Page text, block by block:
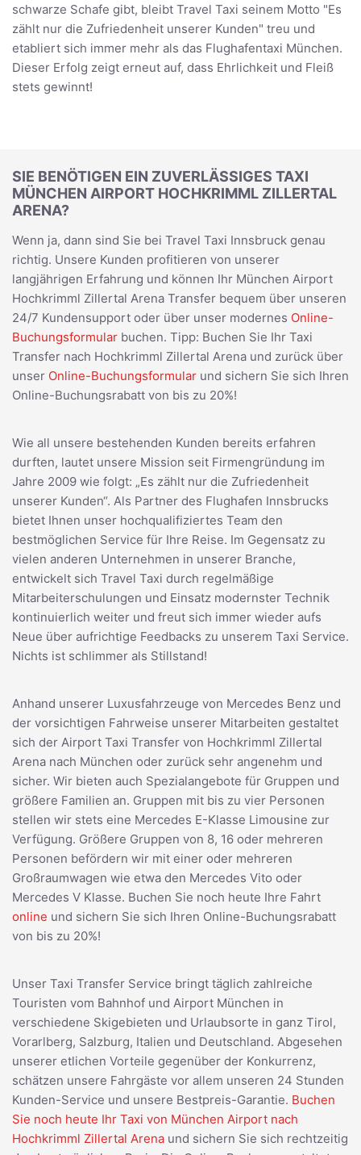
schwarze Schafe gibt, bleibt Travel Taxi seinem Motto "Es
zählt nur die Zufriedenheit unserer Kunden" treu und
etabliert sich immer mehr als das Flughafentaxi München.
Dieser Erfolg zeigt erneut auf, dass Ehrlichkeit und Fleiß
stets gewinnt!
SIE BENÖTIGEN EIN ZUVERLÄSSIGES TAXI
MÜNCHEN AIRPORT HOCHKRIMML ZILLERTAL
ARENA?
Wenn ja, dann sind Sie bei Travel Taxi Innsbruck genau
richtig. Unsere Kunden profitieren von unserer
langjährigen Erfahrung und können Ihr München Airport
Hochkrimml Zillertal Arena Transfer bequem über unseren
24/7 Kundensupport oder über unser modernes Online-
Buchungsformular buchen. Tipp: Buchen Sie Ihr Taxi
Transfer nach Hochkrimml Zillertal Arena und zurück über
unser Online-Buchungsformular und sichern Sie sich Ihren
Online-Buchungsrabatt von bis zu 20%!
Wie all unsere bestehenden Kunden bereits erfahren
durften, lautet unsere Mission seit Firmengründung im
Jahre 2009 wie folgt: „Es zählt nur die Zufriedenheit
unserer Kunden“. Als Partner des Flughafen Innsbrucks
bietet Ihnen unser hochqualifiziertes Team den
bestmöglichen Service für Ihre Reise. Im Gegensatz zu
vielen anderen Unternehmen in unserer Branche,
entwickelt sich Travel Taxi durch regelmäßige
Mitarbeiterschulungen und Einsatz modernster Technik
kontinuierlich weiter und freut sich immer wieder aufs
Neue über aufrichtige Feedbacks zu unserem Taxi Service.
Nichts ist schlimmer als Stillstand!
Anhand unserer Luxusfahrzeuge von Mercedes Benz und
der vorsichtigen Fahrweise unserer Mitarbeiten gestaltet
sich der Airport Taxi Transfer von Hochkrimml Zillertal
Arena nach München oder zurück sehr angenehm und
sicher. Wir bieten auch Spezialangebote für Gruppen und
größere Familien an. Gruppen mit bis zu vier Personen
stellen wir stets eine Mercedes E-Klasse Limousine zur
Verfügung. Größere Gruppen von 8, 16 oder mehreren
Personen befördern wir mit einer oder mehreren
Großraumwagen wie etwa den Mercedes Vito oder
Mercedes V Klasse. Buchen Sie noch heute Ihre Fahrt
online und sichern Sie sich Ihren Online-Buchungsrabatt
von bis zu 20%!
Unser Taxi Transfer Service bringt täglich zahlreiche
Touristen vom Bahnhof und Airport München in
verschiedene Skigebieten und Urlaubsorte in ganz Tirol,
Vorarlberg, Salzburg, Italien und Deutschland. Abgesehen
unserer etlichen Vorteile gegenüber der Konkurrenz,
schätzen unsere Fahrgäste vor allem unseren 24 Stunden
Kunden-Service und unsere Bestpreis-Garantie. Buchen
Sie noch heute Ihr Taxi von München Airport nach
Hochkrimml Zillertal Arena und sichern Sie sich rechtzeitig